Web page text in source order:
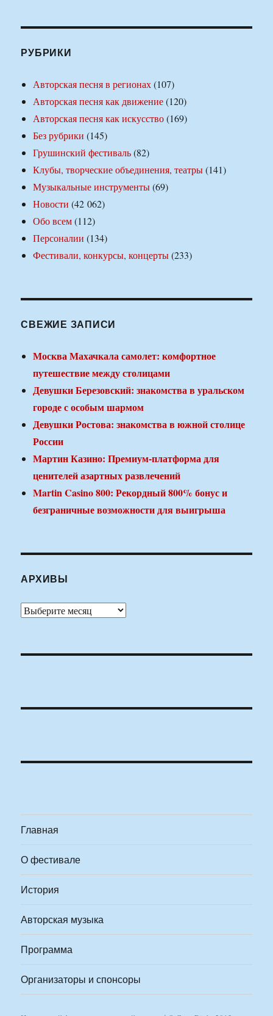
РУБРИКИ
Авторская песня в регионах(107)
Авторская песня как движение(120)
Авторская песня как искусство(169)
Без рубрики (145)
Грушинский фестиваль(82)
Клубы, творческие объединения, театры(141)
Музыкальные инструменты(69)
Новости (42 062)
Обо всем(112)
Персоналии (134)
Фестивали, конкурсы, концерты(233)
СВЕЖИЕ ЗАПИСИ
Москва Махачкала самолет: комфортное
путешествие между столицами
Девушки Березовский: знакомства в уральском
городе с особым шармом
Девушки Ростова: знакомства в южной столице
России
Мартин Казино: Премиум-платформа для
ценителей азартных развлечений
Martin Casino 800: Рекордный 800% бонус и
безграничные возможности для выигрыша
АРХИВЫ
Архивы
Главная
О фестивале
История
Авторская музыка
Программа
Организаторы и спонсоры